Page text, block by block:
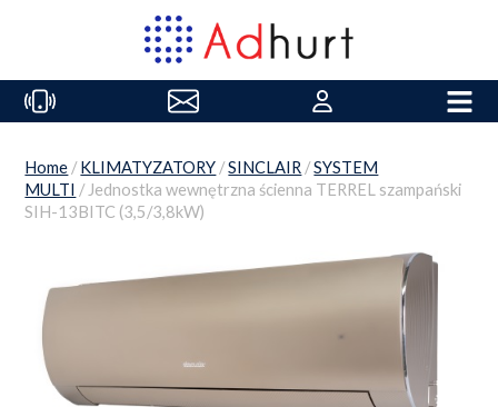
Home /KLIMATYZATORY /SINCLAIR /SYSTEM
MULTI / Jednostka wewnętrzna ścienna TERREL szampański
SIH-13BITC (3,5/3,8kW)